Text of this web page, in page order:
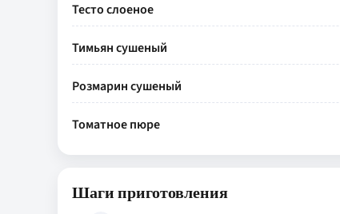
Тесто слоеное
Тимьян сушеный
Розмарин сушеный
Томатное пюре
Шаги приготовления